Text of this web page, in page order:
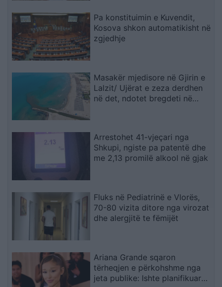
Pa konstituimin e Kuvendit,
Kosova shkon automatikisht në
zgjedhje
Masakër mjedisore në Gjirin e
Lalzit/ Ujërat e zeza derdhen
në det, ndotet bregdeti në
Arrestohet 41-vjeçari nga
Shkupi, ngiste pa patentë dhe
me 2,13 promilë alkool në gjak
Fluks në Pediatrinë e Vlorës,
70-80 vizita ditore nga virozat
dhe alergjitë te fëmijët
Ariana Grande sqaron
tërheqjen e përkohshme nga
jeta publike: Ishte planifikuar